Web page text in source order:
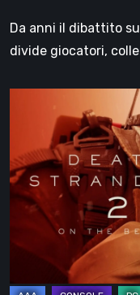
Da anni il dibattito
divide giocatori,
Stranding
On
the
Beach,
recensione
–